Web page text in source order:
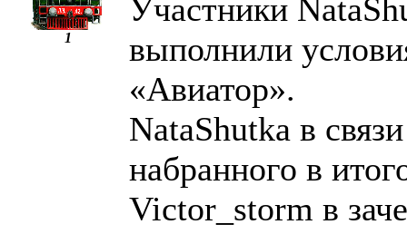
1
Участники
выполнили
«Авиатор».
NataShutka в
набранного в
Victor_storm в